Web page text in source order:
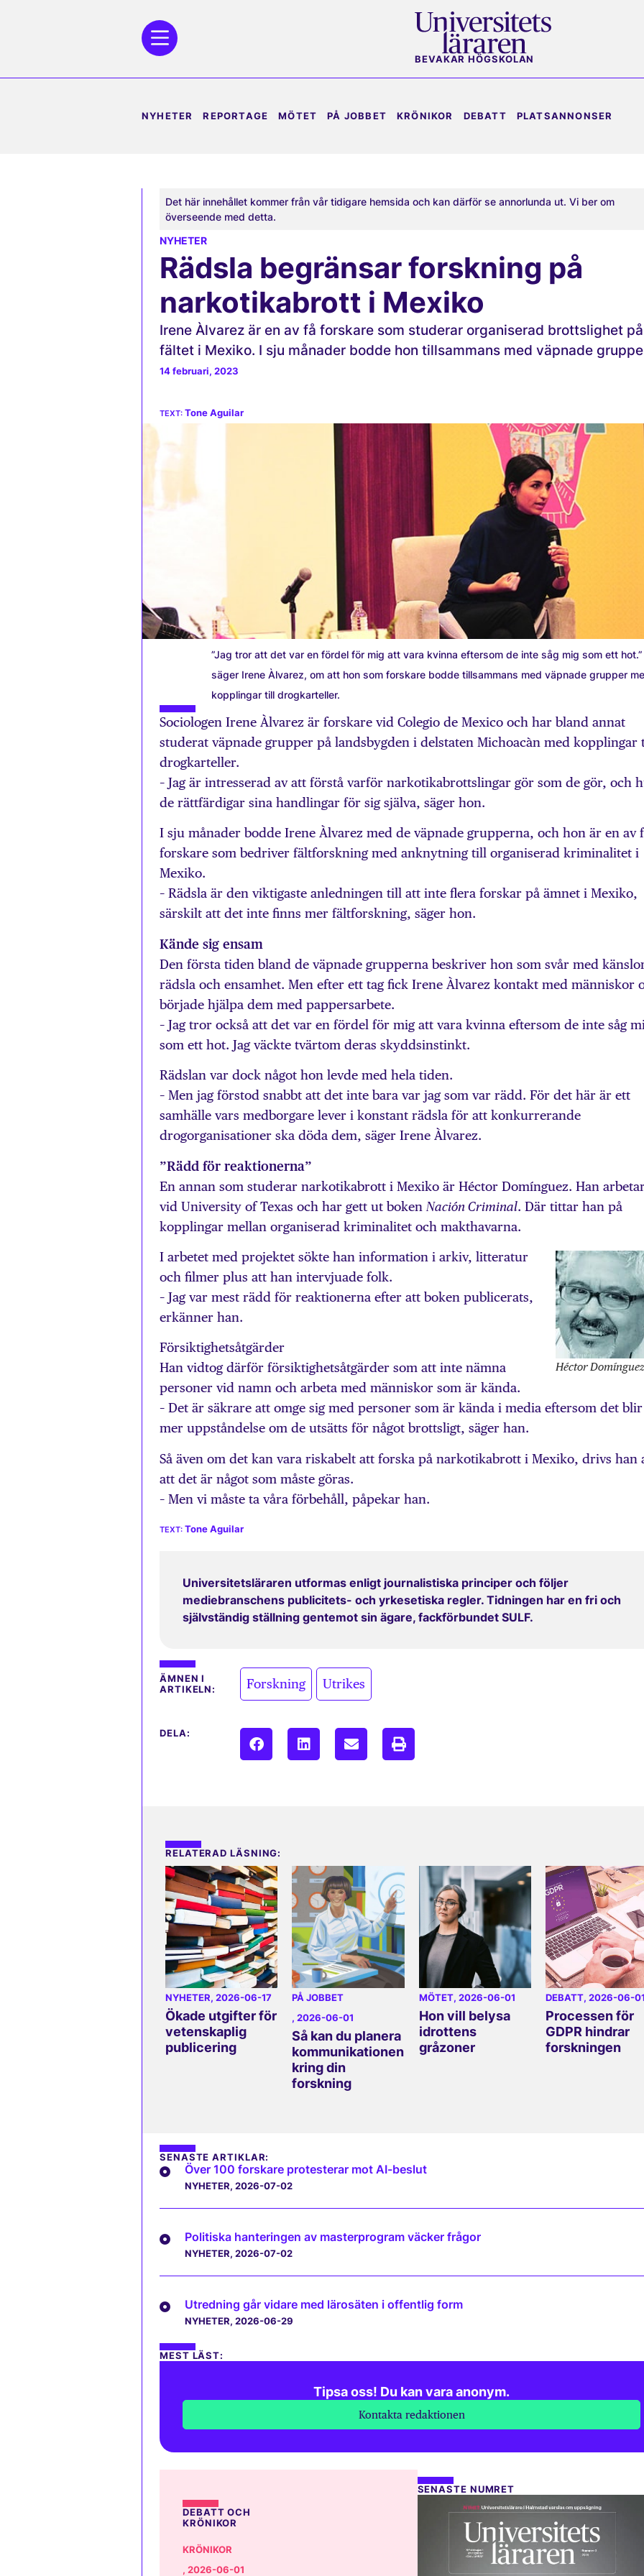
BEVAKAR HÖGSKOLAN
NYHETER REPORTAGE MÖTET PÅ JOBBET KRÖNIKOR DEBATT PLATSANNONSER
Det här innehållet kommer från vår tidigare hemsida och kan därför se annorlunda ut. Vi ber om
överseende med detta.
NYHETER
Rädsla begränsar forskning på
narkotikabrott i Mexiko
Irene Àlvarez är en av få forskare som studerar organiserad brottslighet på
fältet i Mexiko. I sju månader bodde hon tillsammans med väpnade
14 februari, 2023
Tone Aguilar
”Jag tror att det var en fördel för mig att vara kvinna eftersom de inte såg mig som ett
säger Irene Àlvarez, om att hon som forskare bodde tillsammans med väpnade grupper
kopplingar till drogkarteller.
Sociologen Irene Àlvarez är forskare vid Colegio de Mexico och har bland annat
studerat väpnade grupper på landsbygden i delstaten Michoacàn med kopplingar
drogkarteller.
– Jag är intresserad av att förstå varför narkotikabrottslingar gör som de gör, och
de rättfärdigar sina handlingar för sig själva, säger hon.
I sju månader bodde Irene Àlvarez med de väpnade grupperna, och hon är en av
forskare som bedriver fältforskning med anknytning till organiserad kriminalitet i
Mexiko.
– Rädsla är den viktigaste anledningen till att inte flera forskar på ämnet i Mexiko,
särskilt att det inte finns mer fältforskning, säger hon.
Kände sig ensam
Den första tiden bland de väpnade grupperna beskriver hon som svår med
rädsla och ensamhet. Men efter ett tag fick Irene Àlvarez kontakt med människor
började hjälpa dem med pappers­arbete.
– Jag tror också att det var en fördel för mig att vara kvinna eftersom de inte såg
som ett hot. Jag väckte tvärtom deras skyddsinstinkt.
Rädslan var dock något hon levde med hela tiden.
– Men jag förstod snabbt att det inte bara var jag som var rädd. För det här är ett
samhälle vars medborgare lever i konstant rädsla för att konkurrerande
drogorganisationer ska döda dem, säger Irene Àlvarez.
”Rädd för reaktionerna”
En annan som studerar narkotikabrott i Mexiko är Héctor Domínguez. Han
vid University of Texas och har gett ut boken Nación Criminal. Där tittar han på
kopplingar mellan organiserad kriminalitet och makthavarna.
Héctor
I arbetet med projektet sökte han information i arkiv, litteratur
och filmer plus att han intervjuade folk.
– Jag var mest rädd för reaktionerna efter att boken publicerats,
erkänner han.
Försiktighetsåtgärder
Han vidtog därför försiktighetsåtgärder som att inte nämna
personer vid namn och arbeta med människor som är kända.
– Det är säkrare att omge sig med personer som är kända i media eftersom det blir
mer uppståndelse om de utsätts för något brottsligt, säger han.
Så även om det kan vara riskabelt att forska på narkotikabrott i Mexiko, drivs han
att det är något som måste göras.
– Men vi måste ta våra förbehåll, påpekar han.
Tone Aguilar
Universitetsläraren utformas enligt journalistiska principer och följer
mediebranschens publicitets- och yrkesetiska regler. Tidningen har en fri och
självständig ställning gentemot sin ägare, fackförbundet SULF.
ÄMNEN I
ARTIKELN:
Forskning Utrikes
DELA:
RELATERAD LÄSNING:
NYHETER, 2026-06-17
Ökade utgifter för
vetenskaplig
publicering
PÅ JOBBET
, 2026-06-01
Så kan du planera
kommunikationen
kring din
forskning
MÖTET, 2026-06-01
Hon vill belysa
idrottens
gråzoner
DEBATT, 2026-06-
Processen för
GDPR hindrar
forskningen
SENASTE ARTIKLAR:
Över 100 forskare protesterar mot AI-beslut
NYHETER, 2026-07-02
Politiska hanteringen av masterprogram väcker frågor
NYHETER, 2026-07-02
Utredning går vidare med lärosäten i offentlig form
NYHETER, 2026-06-29
MEST LÄST:
Tipsa oss! Du kan vara anonym.
Kontakta redaktionen
DEBATT OCH
KRÖNIKOR
KRÖNIKOR
, 2026-06-01
SENASTE NUMRET